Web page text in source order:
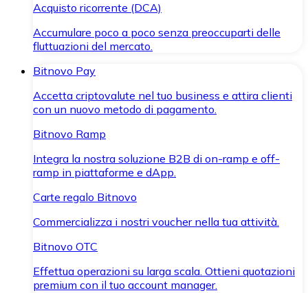
Acquisto ricorrente (DCA)
Accumulare poco a poco senza preoccuparti delle
fluttuazioni del mercato.
Bitnovo Pay
Accetta criptovalute nel tuo business e attira clienti
con un nuovo metodo di pagamento.
Bitnovo Ramp
Integra la nostra soluzione B2B di on-ramp e off-
ramp in piattaforme e dApp.
Carte regalo Bitnovo
Commercializza i nostri voucher nella tua attività.
Bitnovo OTC
Effettua operazioni su larga scala. Ottieni quotazioni
premium con il tuo account manager.